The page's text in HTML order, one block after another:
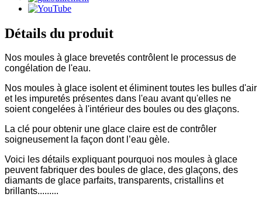
Détails du produit
Nos moules à glace brevetés contrôlent le processus de
congélation de l'eau.
Nos moules à glace isolent et éliminent toutes les bulles d'air
et les impuretés présentes dans l'eau avant qu'elles ne
soient congelées à l'intérieur des boules ou des glaçons.
La clé pour obtenir une glace claire est de contrôler
soigneusement la façon dont l’eau gèle.
Voici les détails expliquant pourquoi nos moules à glace
peuvent fabriquer des boules de glace, des glaçons, des
diamants de glace parfaits, transparents, cristallins et
brillants.........